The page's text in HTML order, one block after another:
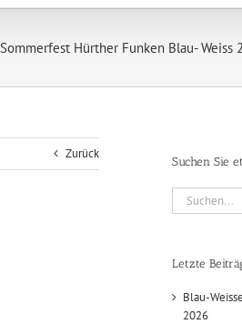
Sommerfest Hürther Funken Blau- Weiss
Zurück
Suchen Sie
Suche
nach:
Letzte
Blau-
2026